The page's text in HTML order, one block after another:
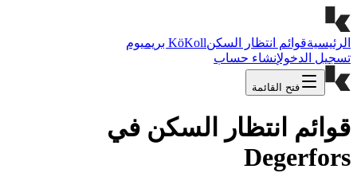
الرئيسيةقوائم انتظار السكنKöKoll بريميوم
تسجيل الدخولإنشاء حساب
فتح القائمة
قوائم انتظار السكن في
Degerfors